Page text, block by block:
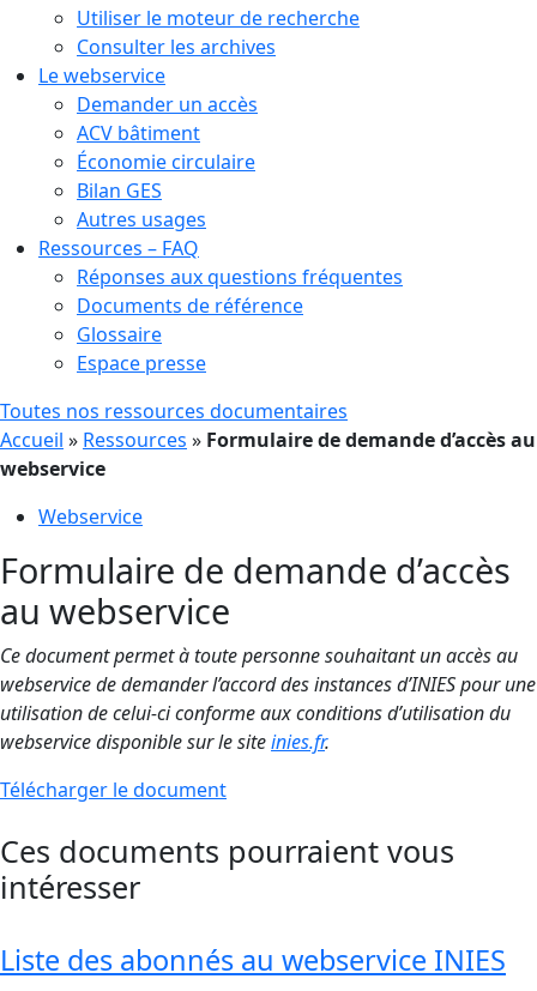
Utiliser le moteur de recherche
Consulter les archives
Le webservice
Demander un accès
ACV bâtiment
Économie circulaire
Bilan GES
Autres usages
Ressources – FAQ
Réponses aux questions fréquentes
Documents de référence
Glossaire
Espace presse
Toutes nos ressources documentaires
Accueil » Ressources » Formulaire de demande d’accès au
webservice
Webservice
Formulaire de demande d’accès
au webservice
Ce document permet à toute personne souhaitant un accès au
webservice de demander l’accord des instances d’INIES pour une
utilisation de celui-ci conforme aux conditions d’utilisation du
webservice disponible sur le siteinies.fr.
Télécharger le document
Ces documents pourraient vous
intéresser
Liste des abonnés au webservice INIES